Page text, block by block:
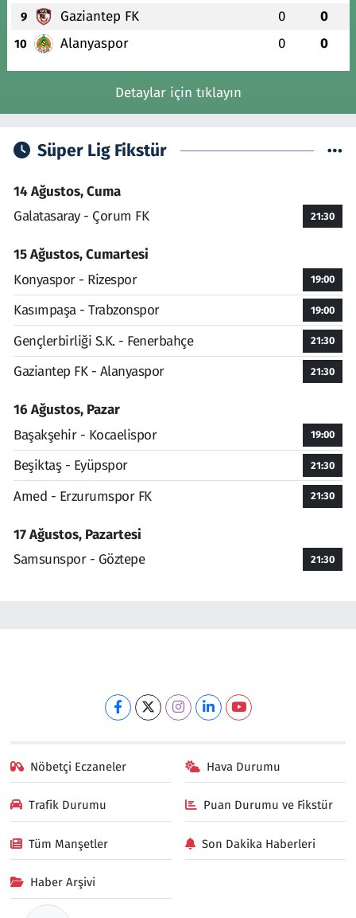
9 Gaziantep FK 0 0
10 Alanyaspor 0 0
Detaylar için tıklayın
Süper Lig Fikstür
14 Ağustos, Cuma
Galatasaray - Çorum FK
21:30
15 Ağustos, Cumartesi
Konyaspor - Rizespor
19:00
Kasımpaşa - Trabzonspor 19:00
Gençlerbirliği S.K. - Fenerbahçe 21:30
Gaziantep FK - Alanyaspor 21:30
16 Ağustos, Pazar
Başakşehir - Kocaelispor
19:00
Beşiktaş - Eyüpspor 21:30
Amed - Erzurumspor FK 21:30
17 Ağustos, Pazartesi
Samsunspor - Göztepe
21:30
Nöbetçi Eczaneler Hava Durumu
Trafik Durumu Puan Durumu ve Fikstür
Tüm Manşetler Son Dakika Haberleri
Haber Arşivi